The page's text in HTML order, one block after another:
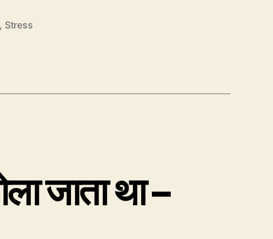
, Stress
जाता था –